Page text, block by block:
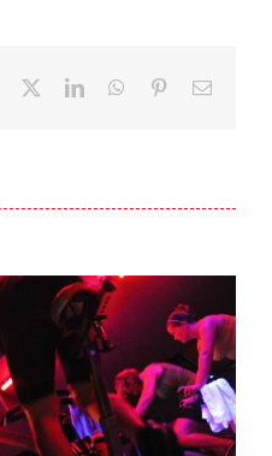
Facebook
TwitterLinkedInWhatsApp
Pinterest
E-